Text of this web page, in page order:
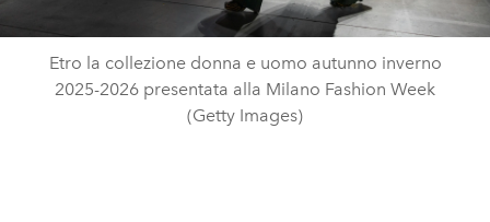
Etro la collezione donna e uomo autunno inverno
2025-2026 presentata alla Milano Fashion Week
(Getty Images)